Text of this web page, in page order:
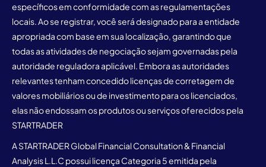
específicos em conformidade com as regulamentações
locais. Ao se registrar, você será designado para a entidade
apropriada com base em sua localização, garantindo que
todas as atividades de negociação sejam governadas pela
autoridade reguladora aplicável. Embora as autoridades
relevantes tenham concedido licenças de corretagem de
valores mobiliários ou de investimento para os licenciados,
elas não endossam os produtos ou serviços oferecidos pela
STARTRADER
A STARTRADER Global Financial Consultation & Financial
Analysis L.L.C possui licença Categoria 5 emitida pela